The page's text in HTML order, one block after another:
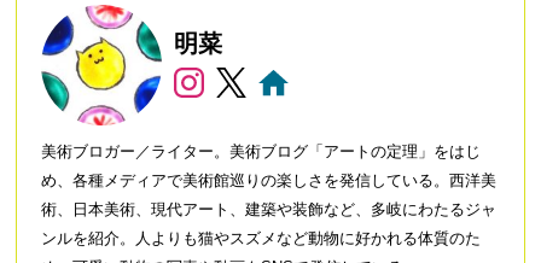
明菜
美術ブロガー／ライター。美術ブログ「アートの定理」をはじ
め、各種メディアで美術館巡りの楽しさを発信している。西洋美
術、日本美術、現代アート、建築や装飾など、多岐にわたるジャ
ンルを紹介。人よりも猫やスズメなど動物に好かれる体質のた